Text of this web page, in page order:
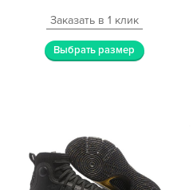
Заказать в 1 клик
Выбрать размер